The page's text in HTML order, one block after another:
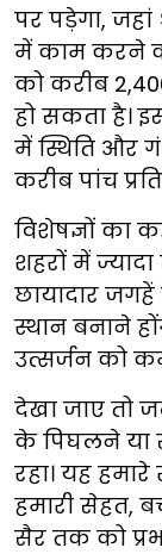
पर पड़ेगा,
में काम करने
को करीब
हो सकता है।
में स्थिति और
करीब पांच
विशेषज्ञों का
शहरों में
छायादार जगहें
स्थान बनाने
उत्सर्जन को
देखा जाए तो
के पिघलने या
रहा। यह
हमारी सेहत,
सैर तक को